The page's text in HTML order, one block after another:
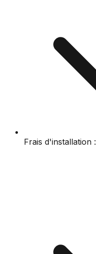
Frais d'installation :